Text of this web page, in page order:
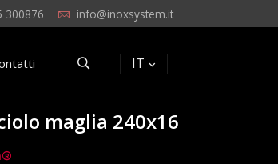
300876 info@inoxsystem.it
IT
maglia 240x16